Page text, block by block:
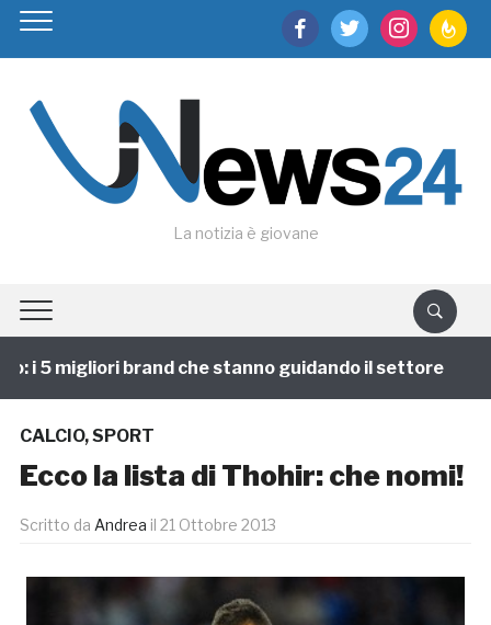
facebooktwitter instagram
La notizia è giovane
5 migliori brand che stanno guidando il settore
CALCIO,SPORT
Ecco la lista di Thohir: che nomi!
Scritto da Andrea il 21 Ottobre 2013